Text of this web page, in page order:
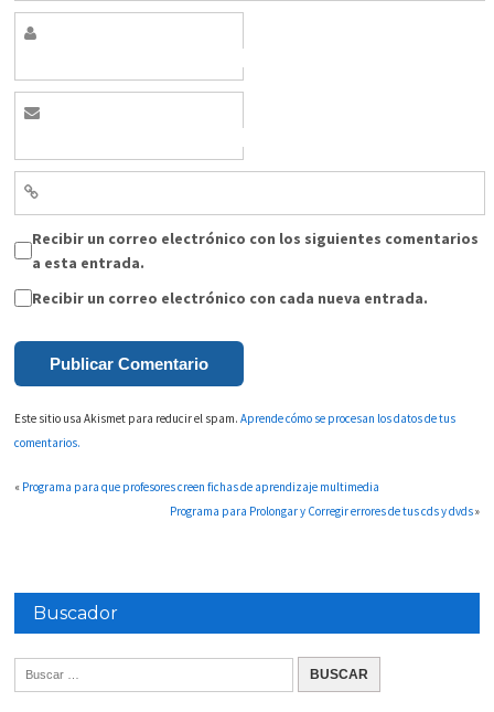
Recibir un correo electrónico con los siguientes comentarios
a esta entrada.
Recibir un correo electrónico con cada nueva entrada.
Este sitio usa Akismet para reducir el spam.Aprende cómo se procesan los datos de tus
comentarios.
« Programa para que profesores creen fichas de aprendizaje multimedia
Programa para Prolongar y Corregir errores de tus cds y dvds»
Buscador